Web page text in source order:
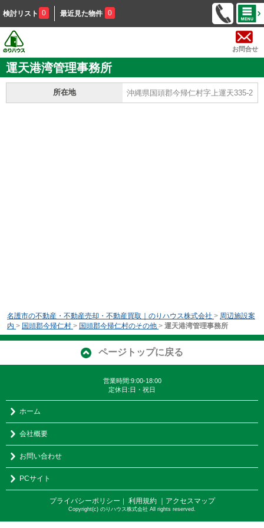
検討リスト 0 最近見た物件 0
お問合せ
運天港湾管理事務所
所在地 沖縄県国頭郡今帰仁村字上運天335-2
名護市の不動産・不動産売却・不動産買取｜のりハウス株式会社 > 周辺施設案
内 > 国頭郡今帰仁村 > 国頭郡今帰仁村のその他 > 運天港湾管理事務所
ページトップに戻る
営業時間:9:00-18:00
定休日:日・祝日
ホーム
会社概要
お問い合わせ
PCサイト
プライバシーポリシー ｜ 利用規約 ｜アクセスマップ
Copyright(c) のりハウス株式会社 All rights reserved.